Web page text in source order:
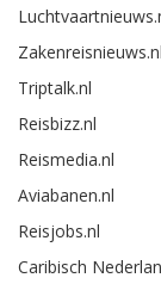
Zakenreisnieuws.nl
Triptalk.nl
Reisbizz.nl
Reismedia.nl
Aviabanen.nl
Reisjobs.nl
Caribisch